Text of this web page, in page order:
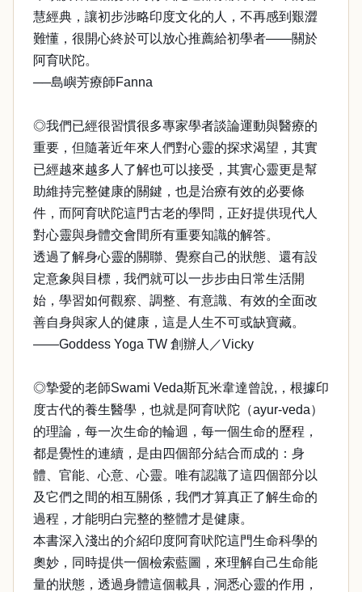
慧經典，讓初步涉略印度文化的人，不再感到艱澀
難懂，很開心終於可以放心推薦給初學者——關於
阿育吠陀。
──島嶼芳療師Fanna
◎我們已經很習慣很多專家學者談論運動與醫療的
重要，但隨著近年來人們對心靈的探求渴望，其實
已經越來越多人了解也可以接受，其實心靈更是幫
助維持完整健康的關鍵，也是治療有效的必要條
件，而阿育吠陀這門古老的學問，正好提供現代人
對心靈與身體交會間所有重要知識的解答。
透過了解身心靈的關聯、覺察自己的狀態、還有設
定意象與目標，我們就可以一步步由日常生活開
始，學習如何觀察、調整、有意識、有效的全面改
善自身與家人的健康，這是人生不可或缺寶藏。
——Goddess Yoga TW 創辦人／Vicky
◎摯愛的老師Swami Veda斯瓦米韋達曾說,，根據印
度古代的養生醫學，也就是阿育吠陀（ayur-veda）
的理論，每一次生命的輪迴，每一個生命的歷程，
都是覺性的連續，是由四個部分結合而成的：身
體、官能、心意、心靈。唯有認識了這四個部分以
及它們之間的相互關係，我們才算真正了解生命的
過程，才能明白完整的整體才是健康。
本書深入淺出的介紹印度阿育吠陀這門生命科學的
奧妙，同時提供一個檢索藍圖，來理解自己生命能
量的狀態，透過身體這個載具，洞悉心靈的作用，